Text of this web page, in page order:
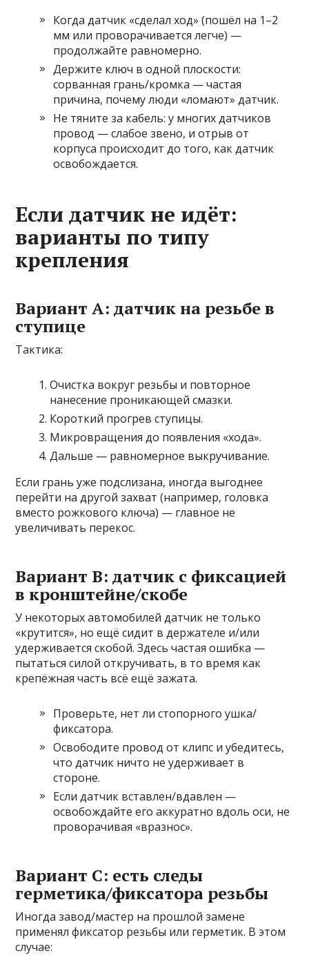
Когда датчик «сделал ход» (пошёл на 1–2
мм или проворачивается легче) —
продолжайте равномерно.
Держите ключ в одной плоскости:
сорванная грань/кромка — частая
причина, почему люди «ломают» датчик.
Не тяните за кабель: у многих датчиков
провод — слабое звено, и отрыв от
корпуса происходит до того, как датчик
освобождается.
Если датчик не идёт:
варианты по типу
крепления
Вариант A: датчик на резьбе в
ступице
Тактика:
Очистка вокруг резьбы и повторное
нанесение проникающей смазки.
Короткий прогрев ступицы.
Микровращения до появления «хода».
Дальше — равномерное выкручивание.
Если грань уже подслизана, иногда выгоднее
перейти на другой захват (например, головка
вместо рожкового ключа) — главное не
увеличивать перекос.
Вариант B: датчик с фиксацией
в кронштейне/скобе
У некоторых автомобилей датчик не только
«крутится», но ещё сидит в держателе и/или
удерживается скобой. Здесь частая ошибка —
пытаться силой откручивать, в то время как
крепёжная часть всё ещё зажата.
Проверьте, нет ли стопорного ушка/
фиксатора.
Освободите провод от клипс и убедитесь,
что датчик ничто не удерживает в
стороне.
Если датчик вставлен/вдавлен —
освобождайте его аккуратно вдоль оси, не
проворачивая «вразнос».
Вариант C: есть следы
герметика/фиксатора резьбы
Иногда завод/мастер на прошлой замене
применял фиксатор резьбы или герметик. В этом
случае: